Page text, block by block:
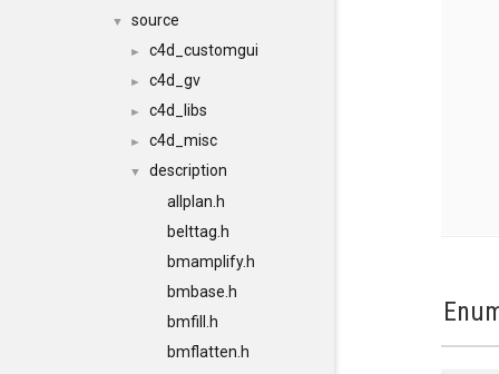
▼ source
► c4d_customgui
► c4d_gv
► c4d_libs
► c4d_misc
▼
description
allplan.h
belttag.h
bmamplify.h
bmbase.h
bmfill.h
bmflatten.h